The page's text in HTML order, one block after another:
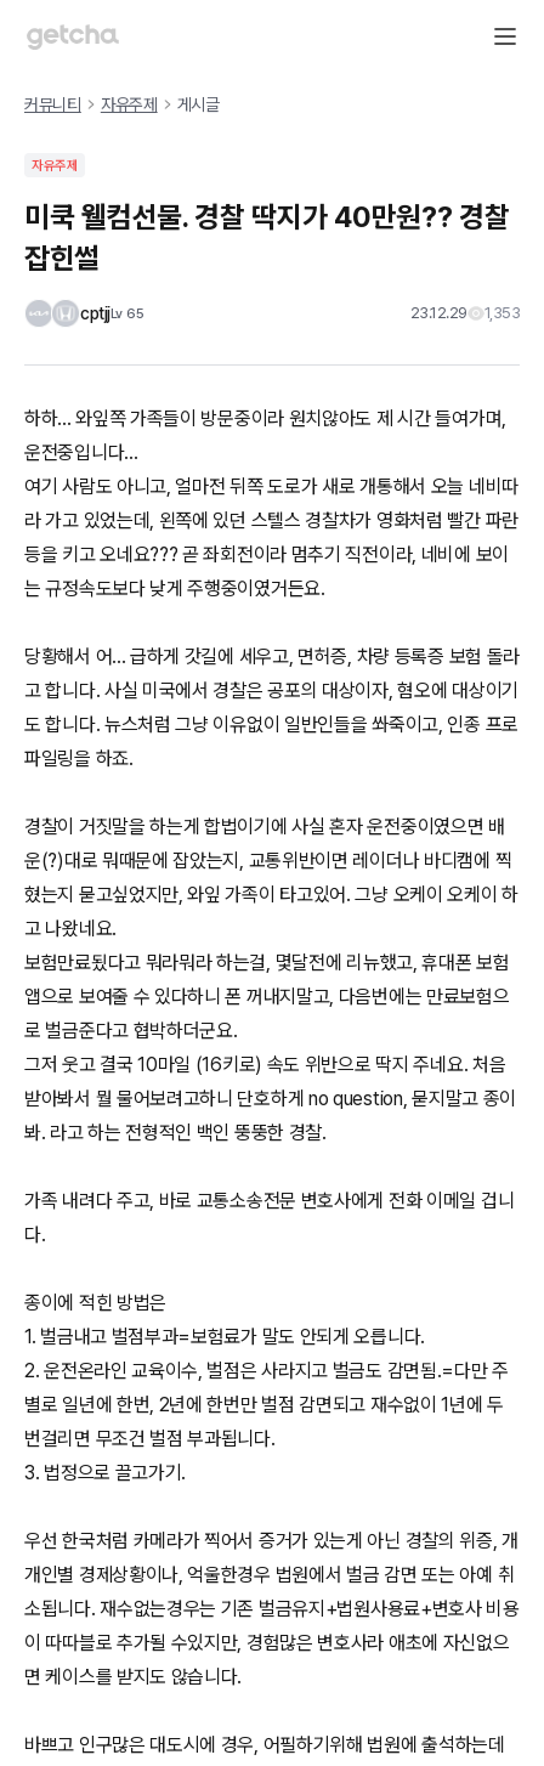
커뮤니티 자유주제 게시글
자유주제
미쿡 웰컴선물. 경찰 딱지가 40만원?? 경찰
잡힌썰
cptjjLv65 23.12.29 1,353
하하... 와잎쪽 가족들이 방문중이라 원치않아도 제 시간 들여가며,
운전중입니다...
여기 사람도 아니고, 얼마전 뒤쪽 도로가 새로 개통해서 오늘 네비따
라 가고 있었는데, 왼쪽에 있던 스텔스 경찰차가 영화처럼 빨간 파란
등을 키고 오네요??? 곧 좌회전이라 멈추기 직전이라, 네비에 보이
는 규정속도보다 낮게 주행중이였거든요.
당황해서 어... 급하게 갓길에 세우고, 면허증, 차량 등록증 보험 돌라
고 합니다. 사실 미국에서 경찰은 공포의 대상이자, 혐오에 대상이기
도 합니다. 뉴스처럼 그냥 이유없이 일반인들을 쏴죽이고, 인종 프로
파일링을 하죠.
경찰이 거짓말을 하는게 합법이기에 사실 혼자 운전중이였으면 배
운(?)대로 뭐때문에 잡았는지, 교통위반이면 레이더나 바디캠에 찍
혔는지 묻고싶었지만, 와잎 가족이 타고있어. 그냥 오케이 오케이 하
고 나왔네요.
보험만료됬다고 뭐라뭐라 하는걸, 몇달전에 리뉴했고, 휴대폰 보험
앱으로 보여줄 수 있다하니 폰 꺼내지말고, 다음번에는 만료보험으
로 벌금준다고 협박하더군요.
그저 웃고 결국 10마일 (16키로) 속도 위반으로 딱지 주네요. 처음
받아봐서 뭘 물어보려고하니 단호하게 no question, 묻지말고 종이
봐. 라고 하는 전형적인 백인 뚱뚱한 경찰.
가족 내려다 주고, 바로 교통소송전문 변호사에게 전화 이메일 겁니
다.
종이에 적힌 방법은
1. 벌금내고 벌점부과=보험료가 말도 안되게 오릅니다.
2. 운전온라인 교육이수, 벌점은 사라지고 벌금도 감면됨.=다만 주
별로 일년에 한번, 2년에 한번만 벌점 감면되고 재수없이 1년에 두
번걸리면 무조건 벌점 부과됩니다.
3. 법정으로 끌고가기.
우선 한국처럼 카메라가 찍어서 증거가 있는게 아닌 경찰의 위증, 개
개인별 경제상황이나, 억울한경우 법원에서 벌금 감면 또는 아예 취
소됩니다. 재수없는경우는 기존 벌금유지+법원사용료+변호사 비용
이 따따블로 추가될 수있지만, 경험많은 변호사라 애초에 자신없으
면 케이스를 받지도 않습니다.
바쁘고 인구많은 대도시에 경우, 어필하기위해 법원에 출석하는데